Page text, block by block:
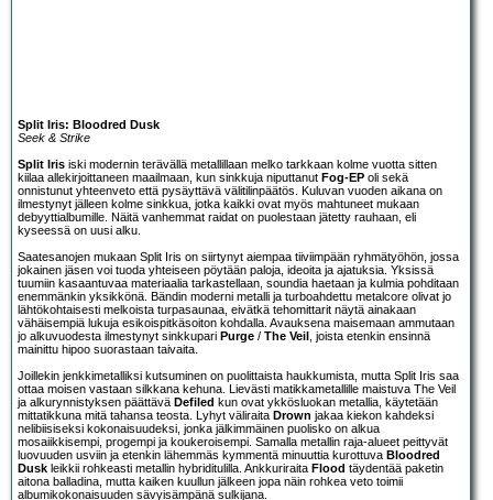
Split Iris: Bloodred Dusk
Seek & Strike
Split Iris iski modernin terävällä metallillaan melko tarkkaan kolme vuotta sitten
kiilaa allekirjoittaneen maailmaan, kun sinkkuja niputtanut Fog-EP oli sekä
onnistunut yhteenveto että pysäyttävä välitilinpäätös. Kuluvan vuoden aikana on
ilmestynyt jälleen kolme sinkkua, jotka kaikki ovat myös mahtuneet mukaan
debyyttialbumille. Näitä vanhemmat raidat on puolestaan jätetty rauhaan, eli
kyseessä on uusi alku.
Saatesanojen mukaan Split Iris on siirtynyt aiempaa tiiviimpään ryhmätyöhön, jossa
jokainen jäsen voi tuoda yhteiseen pöytään paloja, ideoita ja ajatuksia. Yksissä
tuumiin kasaantuvaa materiaalia tarkastellaan, soundia haetaan ja kulmia pohditaan
enemmänkin yksikkönä. Bändin moderni metalli ja turboahdettu metalcore olivat jo
lähtökohtaisesti melkoista turpasaunaa, eivätkä tehomittarit näytä ainakaan
vähäisempiä lukuja esikoispitkäsoiton kohdalla. Avauksena maisemaan ammutaan
jo alkuvuodesta ilmestynyt sinkkupari Purge / The Veil , joista etenkin ensinnä
mainittu hipoo suorastaan taivaita.
Joillekin jenkkimetalliksi kutsuminen on puolittaista haukkumista, mutta Split Iris saa
ottaa moisen vastaan silkkana kehuna. Lievästi matikkametallille maistuva The Veil
ja alkurynnistyksen päättävä Defiled kun ovat ykkösluokan metallia, käytetään
mittatikkuna mitä tahansa teosta. Lyhyt väliraita Drown jakaa kiekon kahdeksi
nelibiisiseksi kokonaisuudeksi, jonka jälkimmäinen puolisko on alkua
mosaiikkisempi, progempi ja koukeroisempi. Samalla metallin raja-alueet peittyvät
luovuuden usviin ja etenkin lähemmäs kymmentä minuuttia kurottuva Bloodred
Dusk leikkii rohkeasti metallin hybriditulilla. Ankkuriraita Flood täydentää paketin
aitona balladina, mutta kaiken kuullun jälkeen jopa näin rohkea veto toimii
albumikokonaisuuden sävyisämpänä sulkijana.